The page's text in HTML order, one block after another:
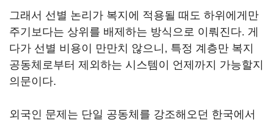
그래서 선별 논리가 복지에 적용될 때도 하위에게만
주기보다는 상위를 배제하는 방식으로 이뤄진다. 게
다가 선별 비용이 만만치 않으니, 특정 계층만 복지
공동체로부터 제외하는 시스템이 언제까지 가능할지
의문이다.
외국인 문제는 단일 공동체를 강조해오던 한국에서